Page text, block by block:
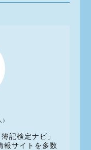
記検定ナビ」
報サイトを多数